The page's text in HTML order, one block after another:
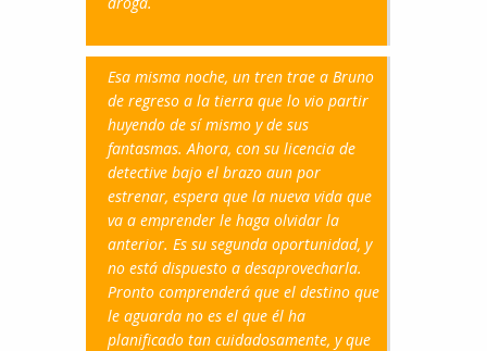
Esa misma noche, un tren trae a Bruno
de regreso a la tierra que lo vio partir
huyendo de sí mismo y de sus
fantasmas. Ahora, con su licencia de
detective bajo el brazo aun por
estrenar, espera que la nueva vida que
va a emprender le haga olvidar la
anterior. Es su segunda oportunidad, y
no está dispuesto a desaprovecharla.
Pronto comprenderá que el destino que
le aguarda no es el que él ha
planificado tan cuidadosamente, y que